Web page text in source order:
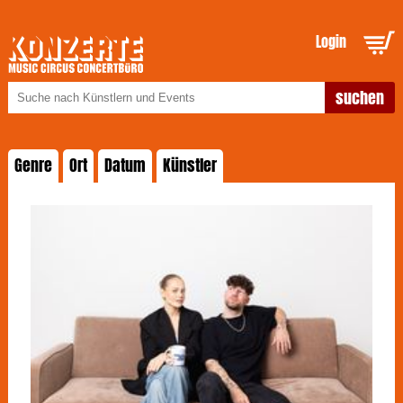
Login
Genre Ort Datum Künstler